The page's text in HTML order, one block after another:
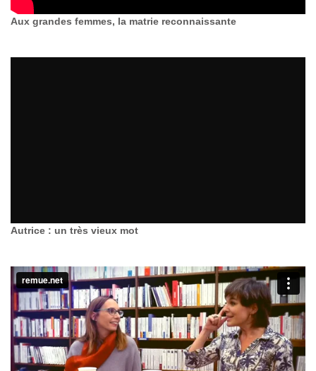
Aux grandes femmes, la matrie reconnaissante
Autrice : un très vieux mot